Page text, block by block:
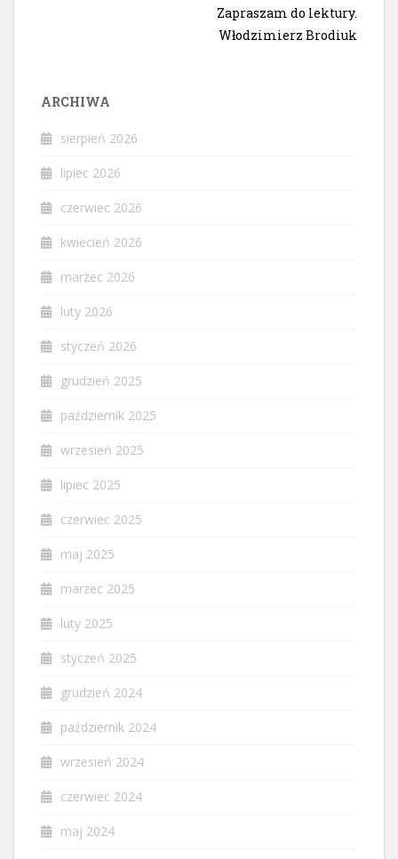
Zapraszam do lektury.
Włodzimierz Brodiuk
ARCHIWA
sierpień 2026
lipiec 2026
czerwiec 2026
kwiecień 2026
marzec 2026
luty 2026
styczeń 2026
grudzień 2025
październik 2025
wrzesień 2025
lipiec 2025
czerwiec 2025
maj 2025
marzec 2025
luty 2025
styczeń 2025
grudzień 2024
październik 2024
wrzesień 2024
czerwiec 2024
maj 2024